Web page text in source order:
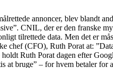
annoncer, blev blandt
CNIL, der er den franske
tilrettede data. Men det er
chef (CFO), Ruth Porat at:
Ruth Porat dagen efter
at bruge” – for hvem betaler for